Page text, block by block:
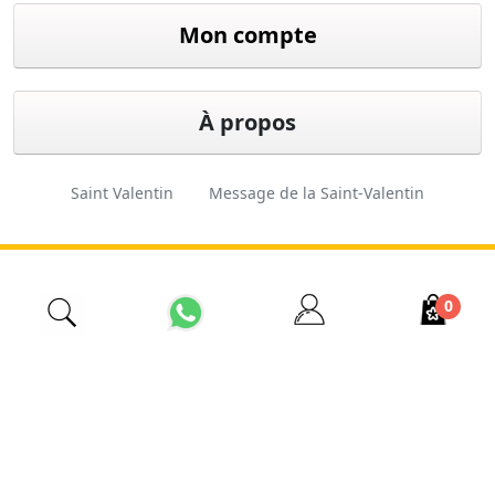
0
Mon compte
À propos
Saint Valentin Message de la Saint-Valentin
Cadeau de Saint-Valentin Fleuriste d'Istanbul
İzmir Çiçekçi Fleuriste pas cher Ordre des fleurs